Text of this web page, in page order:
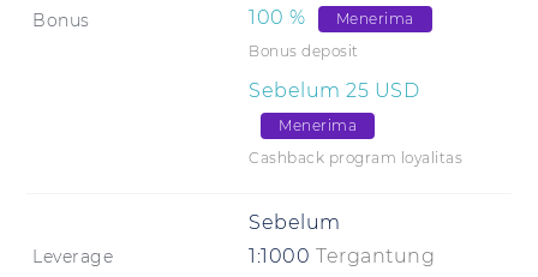
Bonus 100 %
Menerima
Bonus deposit
Sebelum 25 USD
Menerima
Cashback program loyalitas
Leverage
Sebelum
1:1000 Tergantung